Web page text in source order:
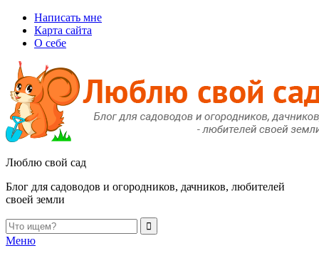
Написать мне
Карта сайта
О себе
Люблю свой сад
Блог для садоводов и огородников, дачников, любителей
своей земли
Меню